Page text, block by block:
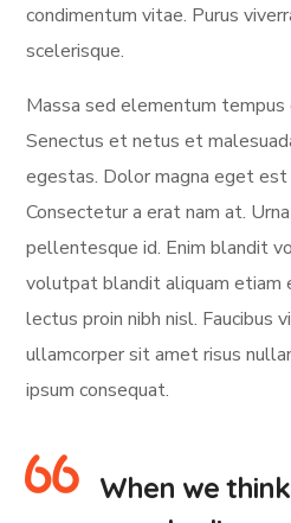
condimentum vitae. Purus
scelerisque.
Massa sed elementum
Senectus et netus et
egestas. Dolor magna eget est
Consectetur a erat nam at.
pellentesque id. Enim blandit
volutpat blandit aliquam etiam
lectus proin nibh nisl. Faucibus
ullamcorper sit amet risus
ipsum consequat.
When we